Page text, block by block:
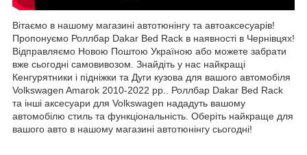
Вітаємо в нашому магазині автотюнінгу та автоаксесуарів!
Пропонуємо Роллбар Dakar Bed Rack в наявності в Чернівцях!
Відправляємо Новою Поштою Україною або можете забрати
вже сьогодні самовивозом. Знайдіть у нас найкращі
Кенгурятники і підніжки та Дуги кузова для вашого автомобіля
Volkswagen Amarok 2010-2022 рр.. Роллбар Dakar Bed Rack
та інші аксесуари для Volkswagen нададуть вашому
автомобілю стиль та функціональність. Оберіть найкраще для
вашого авто в нашому магазині автотюнінгу сьогодні!